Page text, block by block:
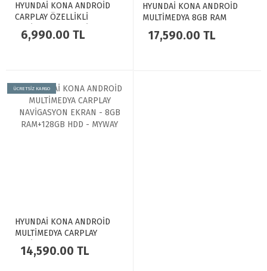
HYUNDAİ KONA ANDROİD
CARPLAY ÖZELLİKLİ
NAVİGASYON MULTİMEDYA
EKRAN OTO TEYP 2GB RAM
6,990.00 TL
HYUNDAİ KONA ANDROİD
MULTİMEDYA 8GB RAM
256GB HDD CARPLAY
NAVİGASYON EKRAN -
17,590.00 TL
ÜCRETSİZ KARGO
HYUNDAİ KONA ANDROİD
MULTİMEDYA CARPLAY
NAVİGASYON EKRAN - 8GB
RAM+128GB HDD - MYWAY
14,590.00 TL